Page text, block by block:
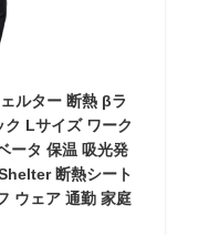
ルター 断熱 βラ
Lサイズ ワーク
ータ 保温 吸光発
断熱シート
ウェア 通勤 家庭